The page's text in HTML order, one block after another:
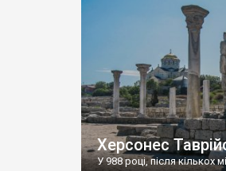
візантійської доби.
культурної спадщини
Офіційно – на виставку
влада в Україні
Херсонес
У 988 році, після кількох